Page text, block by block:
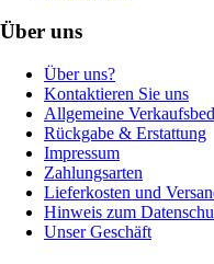
Über uns
Über uns?
Kontaktieren Sie uns
Allgemeine
Rückgabe & Erstattung
Impressum
Zahlungsarten
Lieferkosten und
Hinweis zum
Unser Geschäft